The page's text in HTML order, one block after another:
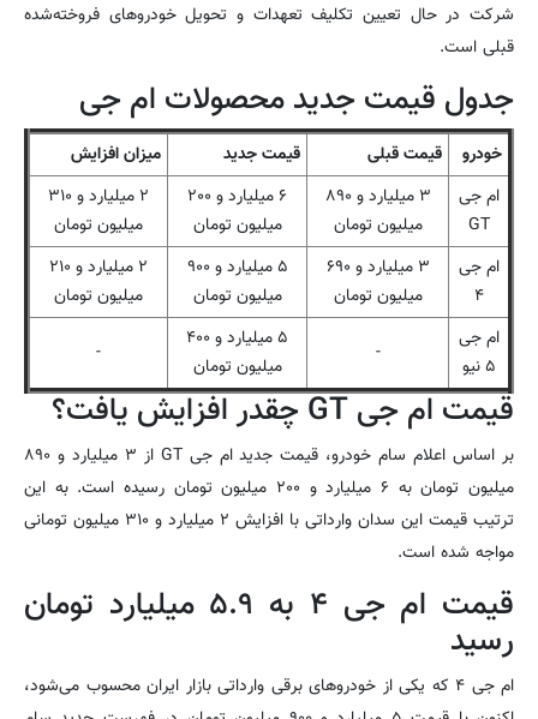
شرکت در حال تعیین تکلیف تعهدات و تحویل خودروهای فروخته‌شده
قبلی است.
جدول قیمت جدید محصولات ام جی
خودرو قیمت قبلی قیمت جدید
میزان افزایش
ام جی
GT
۳ میلیارد و ۸۹۰
میلیون تومان
۶ میلیارد و ۲۰۰
میلیون تومان
۲ میلیارد و ۳۱۰
میلیون تومان
ام جی
۴
۳ میلیارد و ۶۹۰
میلیون تومان
۵ میلیارد و ۹۰۰
میلیون تومان
۲ میلیارد و ۲۱۰
میلیون تومان
ام جی
۵ نیو
-
۵ میلیارد و ۴۰۰
میلیون تومان
-
قیمت ام جی GT چقدر افزایش یافت؟
بر اساس اعلام سام خودرو، قیمت جدید ام جی GT از ۳ میلیارد و ۸۹۰
میلیون تومان به ۶ میلیارد و ۲۰۰ میلیون تومان رسیده است. به این
ترتیب قیمت این سدان وارداتی با افزایش ۲ میلیارد و ۳۱۰ میلیون تومانی
مواجه شده است.
قیمت ام جی ۴ به ۵.۹ میلیارد تومان
رسید
ام جی ۴ که یکی از خودروهای برقی وارداتی بازار ایران محسوب می‌شود،